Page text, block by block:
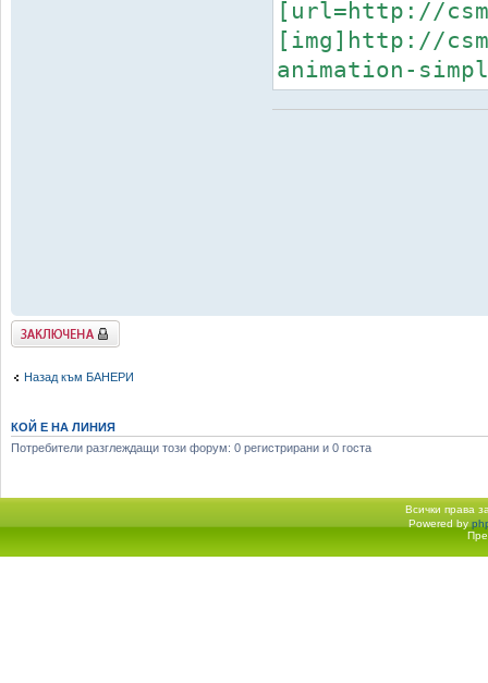
[url=http://
[img]http://
animation-
Заключена
Назад към БАНЕРИ
КОЙ Е НА ЛИНИЯ
Потребители разглеждащи този форум: 0 регистрирани и 0 госта
Всички права
Начало форум Powered by